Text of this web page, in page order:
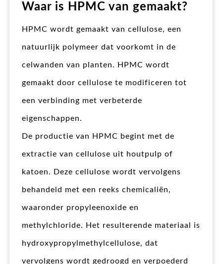
Waar is HPMC van gemaakt?
HPMC wordt gemaakt van cellulose, een
natuurlijk polymeer dat voorkomt in de
celwanden van planten. HPMC wordt
gemaakt door cellulose te modificeren tot
een verbinding met verbeterde
eigenschappen.
De productie van HPMC begint met de
extractie van cellulose uit houtpulp of
katoen. Deze cellulose wordt vervolgens
behandeld met een reeks chemicaliën,
waaronder propyleenoxide en
methylchloride. Het resulterende materiaal is
hydroxypropylmethylcellulose, dat
vervolgens wordt gedroogd en verpoederd